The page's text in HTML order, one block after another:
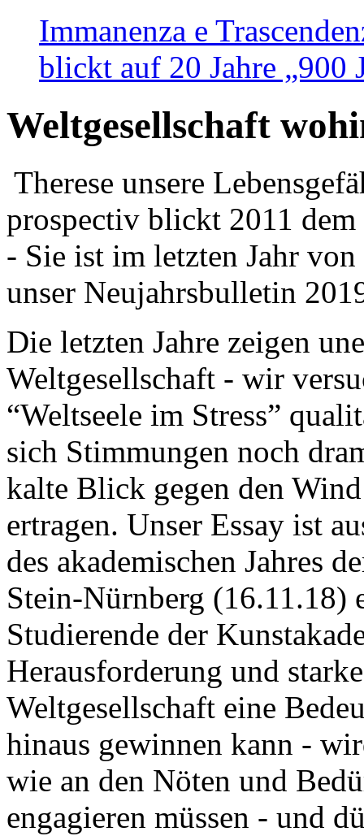
Immanenza e
blickt auf 20 Jahre „900
Weltgesellschaft
Therese unsere
prospectiv blickt 2011
- Sie ist im letzten Jahr
unser Neujahrsbulletin
Die letzten Jahre zeigen
Weltgesellschaft - wir
“Weltseele im Stress”
sich Stimmungen noch
kalte Blick gegen den
ertragen. Unser Essay ist
des akademischen Jahres
Stein-Nürnberg (16.11.18)
Studierende der
Herausforderung und
Weltgesellschaft eine
hinaus gewinnen kann -
wie an den Nöten und
engagieren müssen - und